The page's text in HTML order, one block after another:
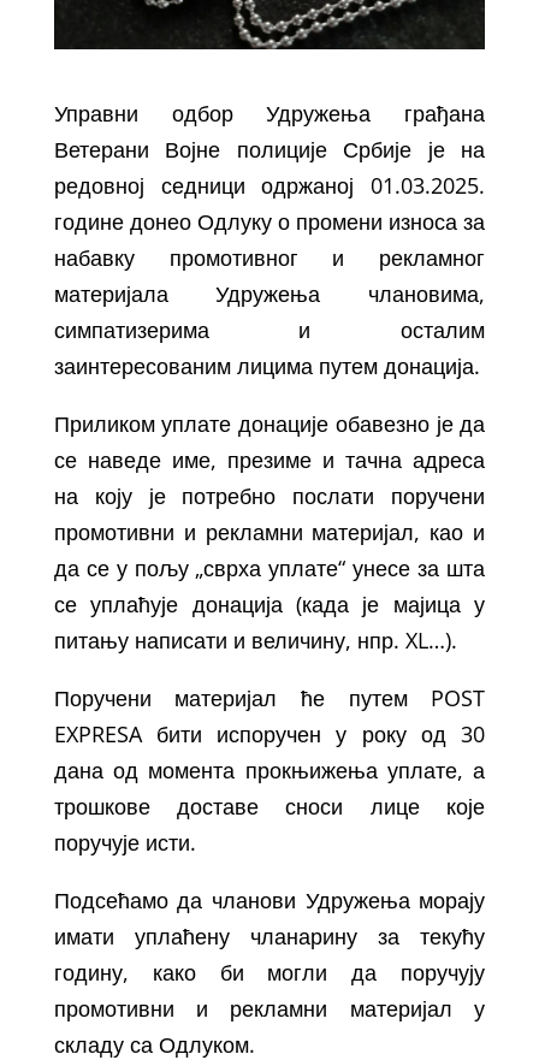
Управни одбор Удружења грађана
Ветерани Војне полиције Србије је на
редовној седници одржаној 01.03.2025.
године донео Одлуку о промени износа за
набавку промотивног и рекламног
материјала Удружења члановима,
симпатизерима и осталим
заинтересованим лицима путем донација.
Приликом уплате донације обавезно је да
се наведе име, презиме и тачна адреса
на коју је потребно послати поручени
промотивни и рекламни материјал, као и
да се у пољу „сврха уплате“ унесе за шта
се уплаћује донација (када је мајица у
питању написати и величину, нпр. XL…).
Поручени материјал ће путем POST
EXPRESA бити испоручен у року од 30
дана од момента прокњижења уплате, а
трошкове доставе сноси лице које
поручује исти.
Подсећамо да чланови Удружења морају
имати уплаћену чланарину за текућу
годину, како би могли да поручују
промотивни и рекламни материјал у
складу са Одлуком.